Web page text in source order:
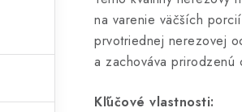
na varenie väčších
prvotriednej nerezovej
a zachováva prirodzenú
Kľúčové vlastnosti: